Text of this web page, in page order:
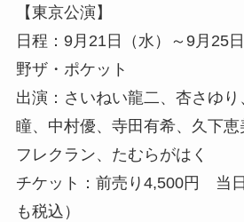
【東京公演】
日程：9月21日（水）～9月25
野ザ・ポケット
出演：さいねい龍二、杏さゆ
瞳、中村優、寺田有希、久下恵
フレクラン、たむらがはく
チケット：前売り4,500円 当
も税込）